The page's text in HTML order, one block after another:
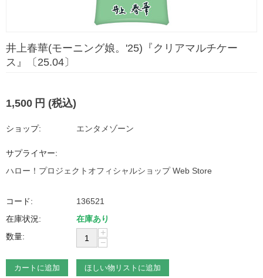
井上春華(モーニング娘。'25)『クリアマルチケー
ス』〔25.04〕
1,500 円 (税込)
ショップ: エンタメゾーン
サプライヤー:
ハロー！プロジェクトオフィシャルショップ Web Store
コード:
136521
在庫状況:
在庫あり
数量:
+
−
カートに追加 ほしい物リストに追加